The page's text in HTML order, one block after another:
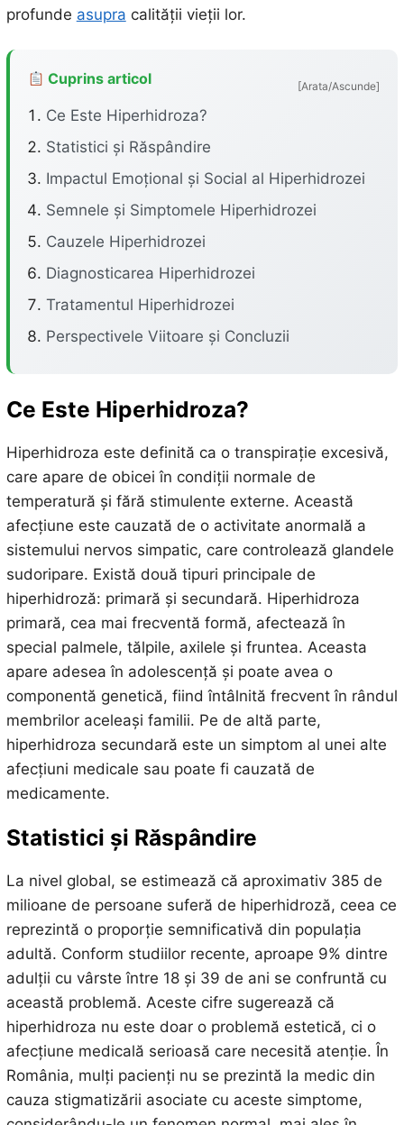
profunde asupra calității vieții lor.
Cuprins articol [Arata/Ascunde]
Ce Este Hiperhidroza?
Statistici și Răspândire
Impactul Emoțional și Social al Hiperhidrozei
Semnele și Simptomele Hiperhidrozei
Cauzele Hiperhidrozei
Diagnosticarea Hiperhidrozei
Tratamentul Hiperhidrozei
Perspectivele Viitoare și Concluzii
Ce Este Hiperhidroza?
Hiperhidroza este definită ca o transpirație excesivă,
care apare de obicei în condiții normale de
temperatură și fără stimulente externe. Această
afecțiune este cauzată de o activitate anormală a
sistemului nervos simpatic, care controlează glandele
sudoripare. Există două tipuri principale de
hiperhidroză: primară și secundară. Hiperhidroza
primară, cea mai frecventă formă, afectează în
special palmele, tălpile, axilele și fruntea. Aceasta
apare adesea în adolescență și poate avea o
componentă genetică, fiind întâlnită frecvent în rândul
membrilor aceleași familii. Pe de altă parte,
hiperhidroza secundară este un simptom al unei alte
afecțiuni medicale sau poate fi cauzată de
medicamente.
Statistici și Răspândire
La nivel global, se estimează că aproximativ 385 de
milioane de persoane suferă de hiperhidroză, ceea ce
reprezintă o proporție semnificativă din populația
adultă. Conform studiilor recente, aproape 9% dintre
adulții cu vârste între 18 și 39 de ani se confruntă cu
această problemă. Aceste cifre sugerează că
hiperhidroza nu este doar o problemă estetică, ci o
afecțiune medicală serioasă care necesită atenție. În
România, mulți pacienți nu se prezintă la medic din
cauza stigmatizării asociate cu aceste simptome,